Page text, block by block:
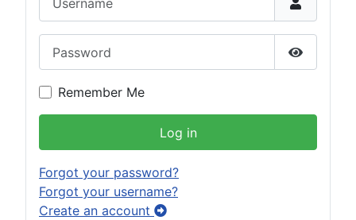
Show
Remember Me
Log in
Forgot your password?
Forgot your username?
Create an account